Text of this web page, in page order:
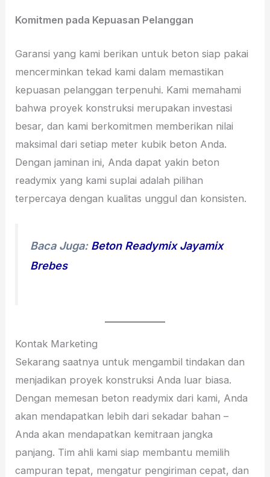
Komitmen pada Kepuasan Pelanggan
Garansi yang kami berikan untuk beton siap pakai
mencerminkan tekad kami dalam memastikan
kepuasan pelanggan terpenuhi. Kami memahami
bahwa proyek konstruksi merupakan investasi
besar, dan kami berkomitmen memberikan nilai
maksimal dari setiap meter kubik beton Anda.
Dengan jaminan ini, Anda dapat yakin beton
readymix yang kami suplai adalah pilihan
terpercaya dengan kualitas unggul dan konsisten.
Baca Juga: Beton Readymix Jayamix
Brebes
Kontak Marketing
Sekarang saatnya untuk mengambil tindakan dan
menjadikan proyek konstruksi Anda luar biasa.
Dengan memesan beton readymix dari kami, Anda
akan mendapatkan lebih dari sekadar bahan –
Anda akan mendapatkan kemitraan jangka
panjang. Tim ahli kami siap membantu memilih
campuran tepat, mengatur pengiriman cepat, dan